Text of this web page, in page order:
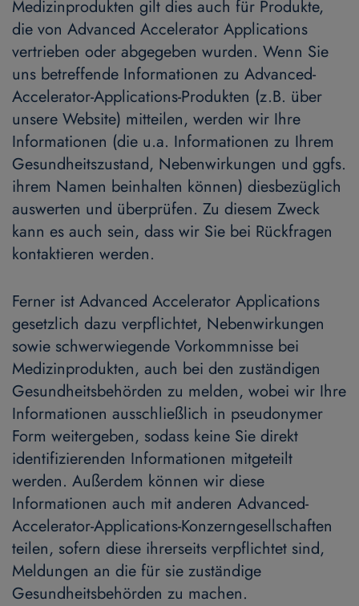
Medizinprodukten gilt dies auch für Produkte,
die von Advanced Accelerator Applications
vertrieben oder abgegeben wurden. Wenn Sie
uns betreffende Informationen zu Advanced-
Accelerator-Applications-Produkten (z.B. über
unsere Website) mitteilen, werden wir Ihre
Informationen (die u.a. Informationen zu Ihrem
Gesundheitszustand, Nebenwirkungen und ggfs.
ihrem Namen beinhalten können) diesbezüglich
auswerten und überprüfen. Zu diesem Zweck
kann es auch sein, dass wir Sie bei Rückfragen
kontaktieren werden.
Ferner ist Advanced Accelerator Applications
gesetzlich dazu verpflichtet, Nebenwirkungen
sowie schwerwiegende Vorkommnisse bei
Medizinprodukten, auch bei den zuständigen
Gesundheitsbehörden zu melden, wobei wir Ihre
Informationen ausschließlich in pseudonymer
Form weitergeben, sodass keine Sie direkt
identifizierenden Informationen mitgeteilt
werden. Außerdem können wir diese
Informationen auch mit anderen Advanced-
Accelerator-Applications-Konzerngesellschaften
teilen, sofern diese ihrerseits verpflichtet sind,
Meldungen an die für sie zuständige
Gesundheitsbehörden zu machen.